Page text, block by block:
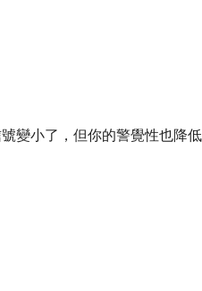
變小了，但你的警覺性也降低